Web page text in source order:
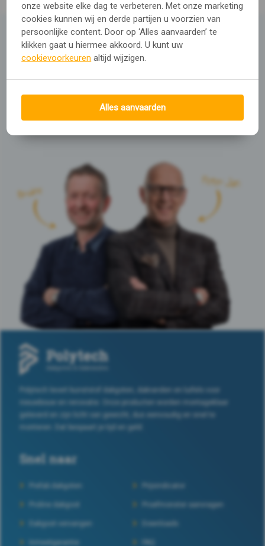
Heb je advies nodig?
neem contact met ons op.
Polytech levert kunststof dakgoten, dakranden en luifels voor
nieuwbouw en renovatie. Onze producten worden montageklaar
geleverd en zijn licht van gewicht, dus eenvoudig en snel te
monteren. Dat bespaart je tijd en geld.
Snel naar
Prefab dakgoten Prijsindicator
Proline dakgoot Proefmonster aanvragen
Dakgoot vervangen Downloads
Inmeetgarantie
onze website elke dag te verbeteren. Met onze marketing
cookies kunnen wij en derde partijen u voorzien van
persoonlijke content. Door op ‘Alles aanvaarden’ te
klikken gaat u hiermee akkoord. U kunt uw
cookievoorkeuren altijd wijzigen.
Alles aanvaarden